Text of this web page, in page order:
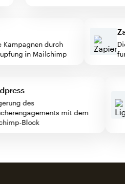
durch
in Mailchimp
Die
für
des
mit dem
Block